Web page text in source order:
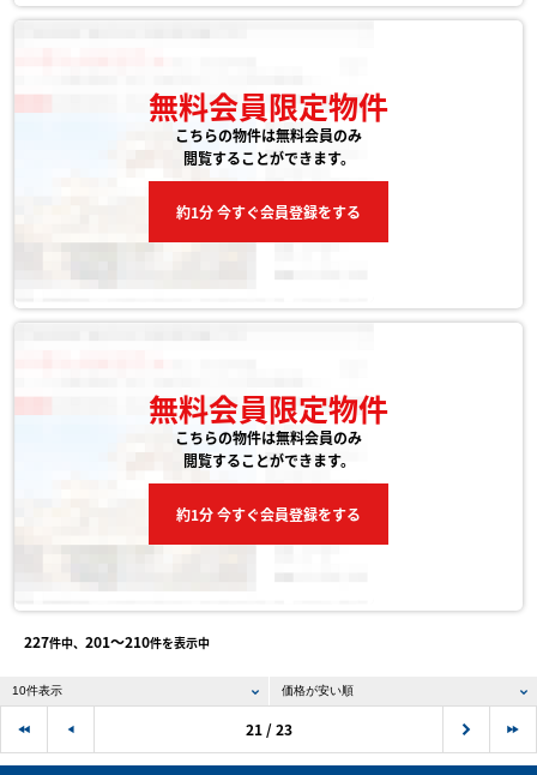
無料会員限定物件
こちらの物件は無料会員のみ
閲覧することができます。
約1分 今すぐ会員登録をする
無料会員限定物件
こちらの物件は無料会員のみ
閲覧することができます。
約1分 今すぐ会員登録をする
227件中、 201〜210件を表示中
21 / 23